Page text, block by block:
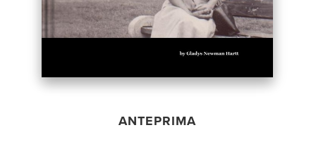
ANTEPRIMA